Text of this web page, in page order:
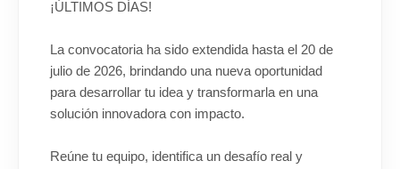
¡ÚLTIMOS DÍAS!
La convocatoria ha sido extendida hasta el 20 de
julio de 2026, brindando una nueva oportunidad
para desarrollar tu idea y transformarla en una
solución innovadora con impacto.
Reúne tu equipo, identifica un desafío real y